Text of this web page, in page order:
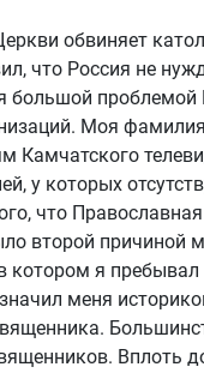
обвиняет
что Россия не
Моя
которых
что
второй причиной
я
меня
Вплоть